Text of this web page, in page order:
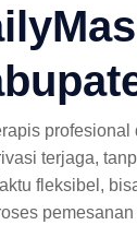
terjaga,
fleksibel,